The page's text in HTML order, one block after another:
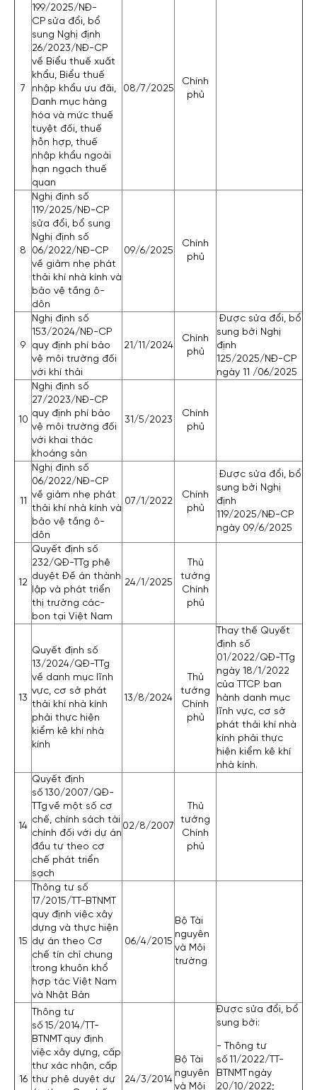
7
199/2025/NĐ-
CP sửa đổi, bổ
sung Nghị định
26/2023/NĐ-CP
về Biểu thuế xuất
khẩu, Biểu thuế
nhập khẩu ưu đãi,
Danh mục hàng
hóa và mức thuế
tuyệt đối, thuế
hỗn hợp, thuế
nhập khẩu ngoài
hạn ngạch thuế
quan
08/7/2025
Chính
phủ
8
Nghị định số
119/2025/NĐ-CP
sửa đổi, bổ sung
Nghị định số
06/2022/NĐ-CP
về giảm nhẹ phát
thải khí nhà kính và
bảo vệ tầng ô-
dôn
09/6/2025
Chính
phủ
9
Nghị định số
153/2024/NĐ-CP
quy định phí bảo
vệ môi trường đối
với khí thải
21/11/2024
Chính
phủ
Được sửa đổi, bổ
sung bởi Nghị
định
125/2025/NĐ-CP
ngày 11 /06/2025
10
Nghị định số
27/2023/NĐ-CP
quy định phí bảo
vệ môi trường đối
với khai thác
khoáng sản
31/5/2023
Chính
phủ
11
Nghị định số
06/2022/NĐ-CP
về giảm nhẹ phát
thải khí nhà kính và
bảo vệ tầng ô-
dôn
07/1/2022
Chính
phủ
Được sửa đổi, bổ
sung bởi Nghị
định
119/2025/NĐ-CP
ngày 09/6/2025
12
Quyết định số
232/QĐ-TTg phê
duyệt Đề án thành
lập và phát triển
thị trường các-
bon tại Việt Nam
24/1/2025
Thủ
tướng
Chính
phủ
13
Quyết định số
13/2024/QĐ-TTg
về danh mục lĩnh
vực, cơ sở phát
thải khí nhà kính
phải thực hiện
kiểm kê khí nhà
kính
13/8/2024
Thủ
tướng
Chính
phủ
Thay thế Quyết
định số
01/2022/QĐ-TTg
ngày 18/1/2022
của TTCP ban
hành danh mục
lĩnh vực, cơ sở
phát thải khí nhà
kính phải thực
hiện kiểm kê khí
nhà kính.
14
Quyết định
số 130/2007/QĐ-
TTg về một số cơ
chế, chính sách tài
chính đối với dự án
đầu tư theo cơ
chế phát triển
sạch
02/8/2007
Thủ
tướng
Chính
phủ
15
Thông tư số
17/2015/TT-BTNMT
quy định việc xây
dựng và thực hiện
dự án theo Cơ
chế tín chỉ chung
trong khuôn khổ
hợp tác Việt Nam
và Nhật Bản
06/4/2015
Bộ Tài
nguyên
và Môi
trường
16
Thông tư
số 15/2014/TT-
BTNMT quy định
việc xây dựng, cấp
thư xác nhận, cấp
thư phê duyệt dự
24/3/2014
Bộ Tài
nguyên
và Môi
Được sửa đổi, bổ
sung bởi:
- Thông tư
số 11/2022/TT-
BTNMT ngày
20/10/2022;